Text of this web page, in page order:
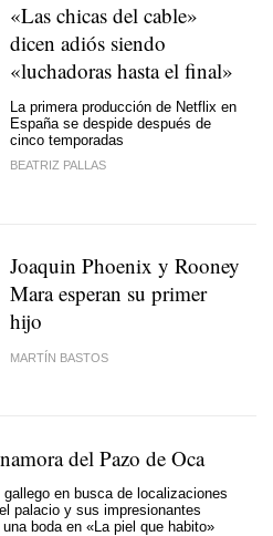
«Las chicas del cable»
dicen adiós siendo
«luchadoras hasta el final»
La primera producción de Netflix en
España se despide después de
cinco temporadas
BEATRIZ PALLAS
Joaquin Phoenix y Rooney
Mara esperan su primer
hijo
MARTÍN BASTOS
del Pazo de Oca
en busca de localizaciones
palacio y sus impresionantes
boda en «La piel que habito»